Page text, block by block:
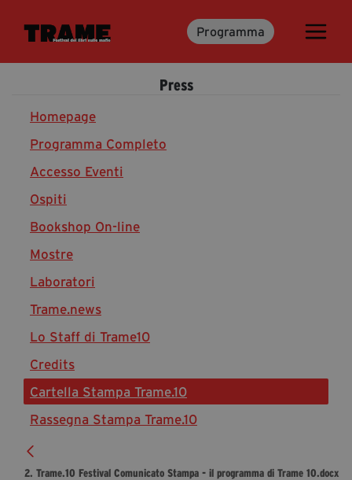
Programma
Trame.15
Libri
Media & Press
News & Kit
Accrediti Stampa
Cartella Stampa
Rassegna Stampa
Partecipa
Diventa Partner
Dona
Fondazione Trame
Press
2. Trame.10 Festival Comunicato Stampa - il programma di Trame 10.docx
Homepage
Programma Completo
Accesso Eventi
Ospiti
Bookshop On-line
Mostre
Laboratori
Trame.news
Lo Staff di Trame10
Credits
Cartella Stampa Trame.10
Rassegna Stampa Trame.10